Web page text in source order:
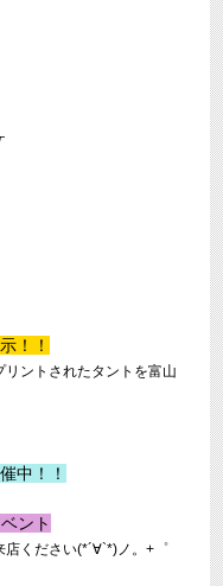
！！
ントされたタントを富山
中！！
ント
ください(*´∀`*)ノ。+゜